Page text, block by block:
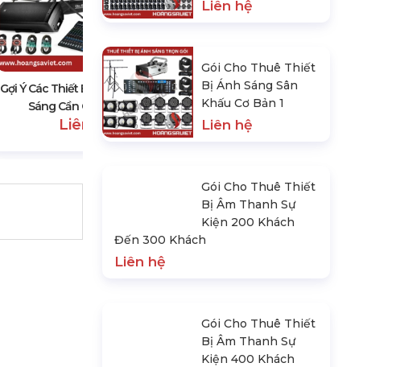
Gợi Ý Các Thiết Bị Âm Thanh Ánh
Sáng Cần Cho Sự Kiện
Liên hệ
Liên hệ
Liên hệ
Gói Cho Thuê Thiết
Bị Ánh Sáng Sân
Khấu Cơ Bản 1
Liên hệ
Gói Cho Thuê Thiết
Bị Âm Thanh Sự
Kiện 200 Khách
Đến 300 Khách
Liên hệ
Gói Cho Thuê Thiết
Bị Âm Thanh Sự
Kiện 400 Khách